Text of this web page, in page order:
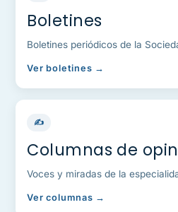
Boletines
Boletines periódicos de la
Ver boletines →
✍️
Columnas de
Voces y miradas de la
Ver columnas →